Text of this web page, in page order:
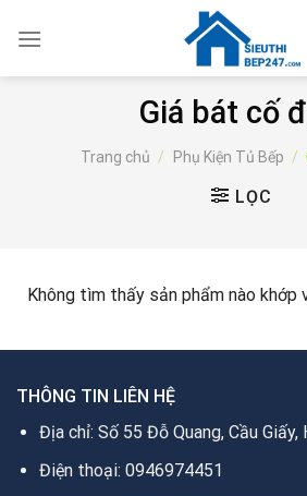
Giá bát cố
Trang chủ / Phụ Kiện Tủ Bếp /
LỌC
Không tìm thấy sản phẩm nào khớp
THÔNG TIN LIÊN HỆ
Địa chỉ: Số 55 Đỗ Quang, Cầu Giấy,
Điện thoại: 0946974451